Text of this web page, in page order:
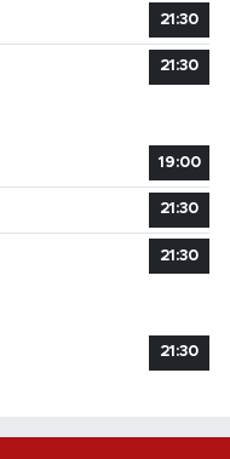
21:30
21:30
19:00
21:30
21:30
21:30